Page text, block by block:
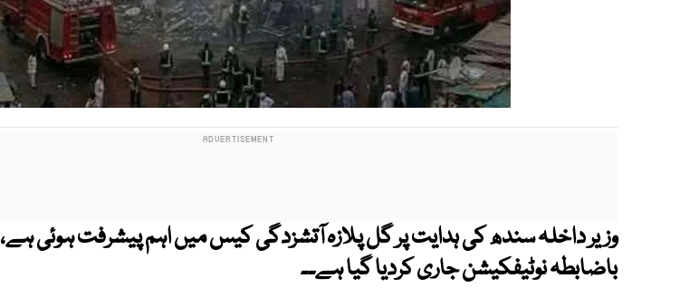
وزیر داخلہ سندھ کی ہدایت پر گل پلازہ آتشزدگی کیس میں اہم پیشرفت ہوئی ہے،
باضابطہ نوٹیفکیشن جاری کردیا گیا ہے۔۔